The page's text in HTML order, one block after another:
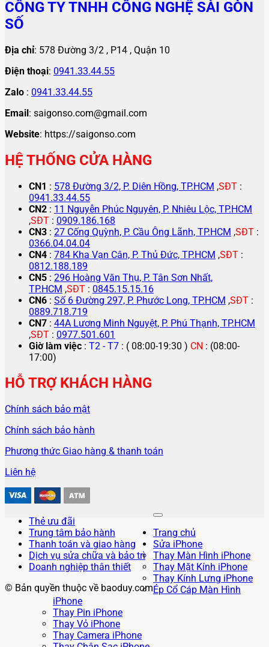
CÔNG TY TNHH CÔNG NGHỆ SÀI GÒN
SỐ
Địa chỉ: 578 Đường 3/2 , P14 , Quận 10
Điện thoại: 0941.33.44.55
Zalo : 0941.33.44.55
Email: saigonso.com@gmail.com
Website: https://saigonso.com
HỆ THỐNG CỬA HÀNG
CN1 : 578 Đường 3/2, P. Diên Hồng, TP.HCM ,SĐT :
0941.33.44.55
CN2 : 11 Nguyễn Phúc Nguyên, P. Nhiêu Lộc, TP.HCM
,SĐT : 0909.186.168
CN3 : 27 Cống Quỳnh, P. Cầu Ông Lãnh, TP.HCM ,SĐT :
0366.04.04.04
CN4 : 784 Kha Vạn Cân, P. Thủ Đức, TP.HCM ,SĐT :
0812.188.189
CN5 : 296 Hoàng Văn Thụ, P. Tân Sơn Nhất,
TP.HCM ,SĐT : 0845.15.15.16
CN6 : Số 6 Đường 297, P. Phước Long, TP.HCM ,SĐT :
0889.718.719
CN7 : 44A Lương Minh Nguyệt, P. Phú Thạnh, TP.HCM
,SĐT : 0977.501.601
Giờ làm việc : T2 - T7 : ( 08:00-19:30 ) CN : (08:00-
17:00)
HỖ TRỢ KHÁCH HÀNG
Chính sách bảo mật
Chính sách bảo hành
Phương thức Giao hàng & thanh toán
Liên hệ
Thẻ ưu đãi
Trung tâm bảo hành
Thanh toán và giao hàng
Dịch vụ sửa chữa và bảo trì
Doanh nghiệp thân thiết
© Bản quyền thuộc về baoduy.com
Trang chủ
Sửa iPhone
Thay Màn Hình iPhone
Thay Mặt Kính iPhone
Thay Kính Lưng iPhone
Ép Cổ Cáp Màn Hình
iPhone
Thay Pin iPhone
Thay Vỏ iPhone
Thay Camera iPhone